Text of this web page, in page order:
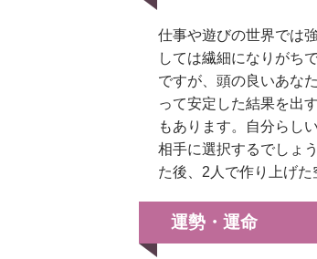
仕事や遊びの世界では
しては繊細になりがち
ですが、頭の良いあな
って安定した結果を出
もあります。自分らし
相手に選択するでしょ
た後、2人で作り上げ
運勢・運命